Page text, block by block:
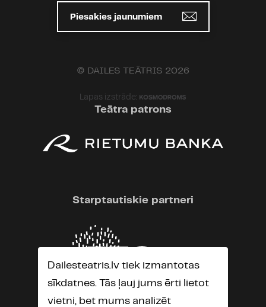
Piesakies jaunumiem
© DAILES TEĀTRIS 2026
Lapas izstrāde:
Teātra patrons
Starptautiskie partneri
Dailesteatris.lv tiek izmantotas
sīkdatnes. Tās ļauj jums ērti lietot
vietni, bet mums analizēt